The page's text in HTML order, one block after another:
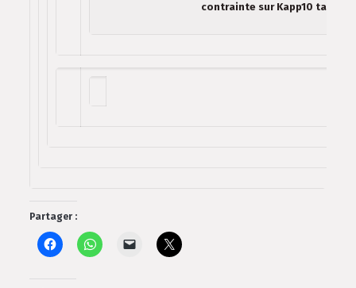
contrainte sur Kapp10 tant
Partager :